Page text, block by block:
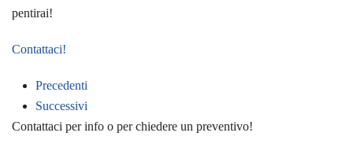
pentirai!
Contattaci!
Precedenti
Successivi
Contattaci per info o per chiedere un preventivo!